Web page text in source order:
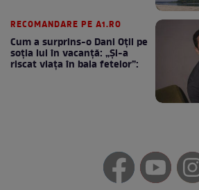
RECOMANDARE PE A1.RO
Cum a surprins-o Dani Oțil pe
soția lui în vacanță: „Și-a
riscat viața în baia fetelor”: